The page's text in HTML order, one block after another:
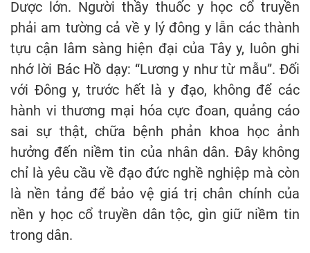
Dược lớn. Người thầy thuốc y học cổ truyền
phải am tường cả về y lý đông y lẫn các thành
tựu cận lâm sàng hiện đại của Tây y, luôn ghi
nhớ lời Bác Hồ dạy: “Lương y như từ mẫu”. Đối
với Đông y, trước hết là y đạo, không để các
hành vi thương mại hóa cực đoan, quảng cáo
sai sự thật, chữa bệnh phản khoa học ảnh
hưởng đến niềm tin của nhân dân. Đây không
chỉ là yêu cầu về đạo đức nghề nghiệp mà còn
là nền tảng để bảo vệ giá trị chân chính của
nền y học cổ truyền dân tộc, gìn giữ niềm tin
trong dân.